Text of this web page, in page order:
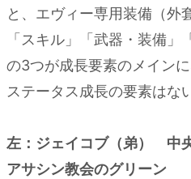
と、エヴィー専用装備（外
「スキル」「武器・装備」
の3つが成長要素のメインに
ステータス成長の要素はな
左：ジェイコブ（弟） 中
アサシン教会のグリーン